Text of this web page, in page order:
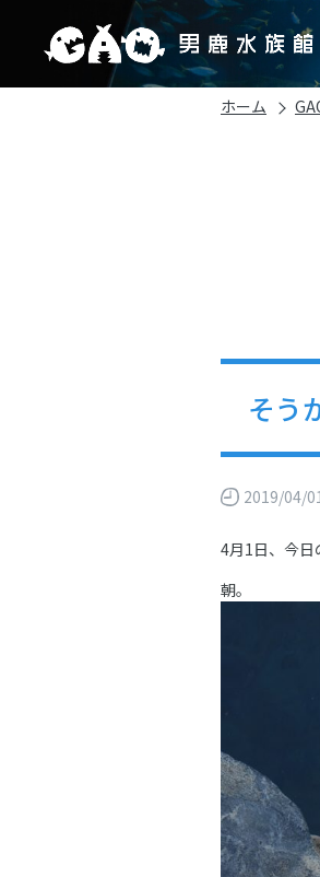
ホーム
そう
2019/04/01
4月1日、今日
朝。